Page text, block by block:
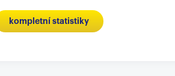
kompletní statistiky